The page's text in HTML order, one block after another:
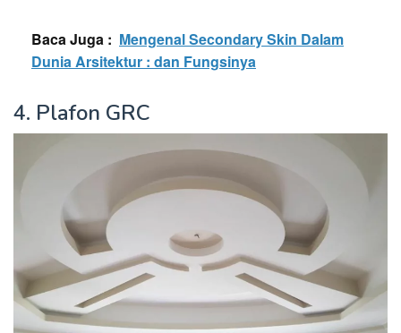
Baca Juga : Mengenal Secondary Skin Dalam
Dunia Arsitektur : dan Fungsinya
4. Plafon GRC